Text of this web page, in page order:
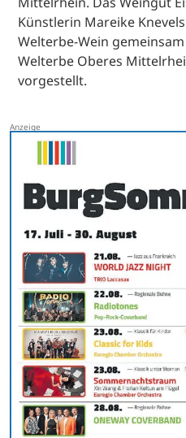
Künstlerin Mareike
Welterbe-Wein
Welterbe Oberes
vorgestellt.